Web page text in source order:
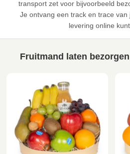
transport zet voor bijvoorbeeld
Je ontvang een track en trace van
levering online
Fruitmand laten